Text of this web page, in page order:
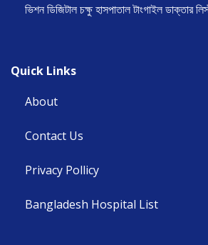
ভিশন ডিজিটাল চক্ষু হাসপাতাল টাংগাইল ডাক্তার
Quick Links
About
Contact Us
Privacy Pollicy
Bangladesh Hospital List